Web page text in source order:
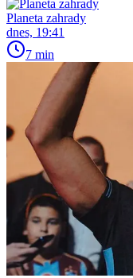
Planeta zahrady
dnes, 19:41
7 min